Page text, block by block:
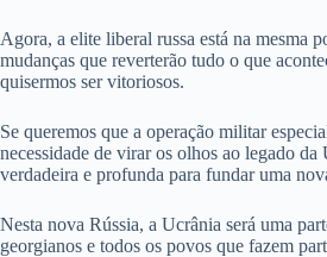
Agora, a elite liberal russa está na mesma
mudanças que reverterão tudo o que
quisermos ser vitoriosos.
Se queremos que a operação militar
necessidade de virar os olhos ao legado
verdadeira e profunda para fundar uma
Nesta nova Rússia, a Ucrânia será uma
georgianos e todos os povos que fazem